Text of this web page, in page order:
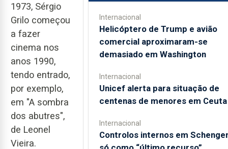
1973, Sérgio
Grilo começou
a fazer
cinema nos
anos 1990,
tendo entrado,
por exemplo,
em "A sombra
dos abutres",
de Leonel
Vieira.
Internacional
Helicóptero de Trump e avião
comercial aproximaram-se
demasiado em Washington
Internacional
Unicef alerta para situação de
centenas de menores em Ceuta
Internacional
Controlos internos em